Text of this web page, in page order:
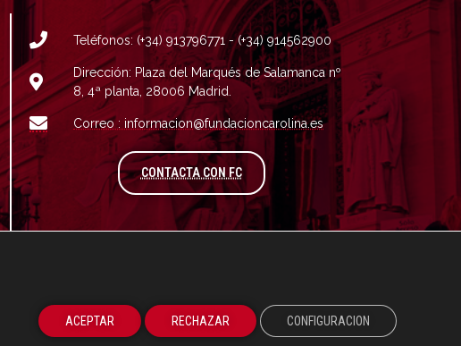
Teléfonos: (+34) 913796771 - (+34) 914562900
Dirección: Plaza del Marqués de Salamanca nº
8, 4ª planta, 28006 Madrid.
Correo : informacion@fundacioncarolina.es
CONTACTA CON FCA TRAVÉS DEL FORMULARIO DE
ACEPTAR RECHAZAR CONFIGURACION